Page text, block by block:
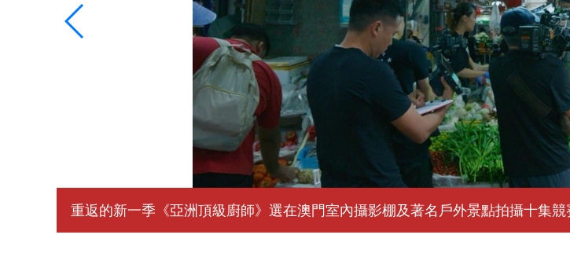
重返的新一季《亞洲頂級廚師》選在澳門室內攝影棚及著名戶外景點拍攝十集競